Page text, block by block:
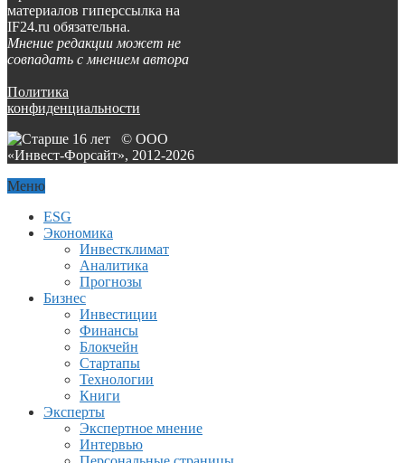
материалов гиперссылка на
IF24.ru обязательна.
Мнение редакции может не
совпадать с мнением автора
Политика
конфиденциальности
© ООО
«Инвест-Форсайт», 2012-2026
Меню
ESG
Экономика
Инвестклимат
Аналитика
Прогнозы
Бизнес
Инвестиции
Финансы
Блокчейн
Стартапы
Технологии
Книги
Эксперты
Экспертное мнение
Интервью